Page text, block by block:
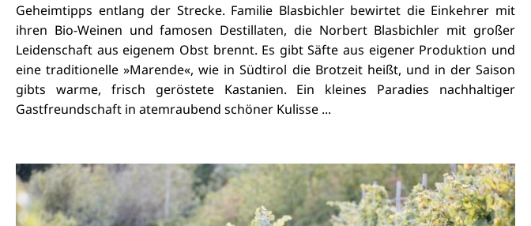
Geheimtipps entlang der Strecke. Familie Blasbichler bewirtet die Einkehrer mit
ihren Bio-Weinen und famosen Destillaten, die Norbert Blasbichler mit großer
Leidenschaft aus eigenem Obst brennt. Es gibt Säfte aus eigener Produktion und
eine traditionelle »Marende«, wie in Südtirol die Brotzeit heißt, und in der Saison
gibts warme, frisch geröstete Kastanien. Ein kleines Paradies nachhaltiger
Gastfreundschaft in atemraubend schöner Kulisse ...